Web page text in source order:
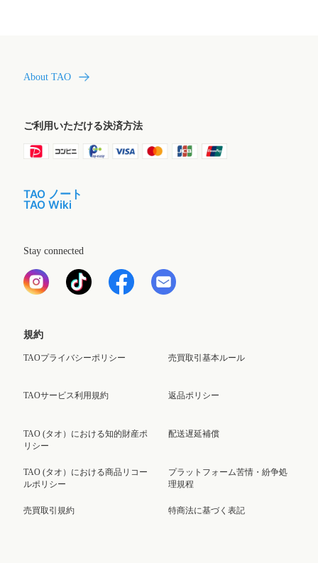
About TAO
ご利用いただける決済方法
TAO ノート
TAO Wiki
Stay connected
規約
TAOプライバシーポリシー
TAOサービス利用規約
TAO (タオ）における知的財産ポ
リシー
TAO (タオ）における商品リコー
ルポリシー
売買取引規約
売買取引基本ルール
返品ポリシー
配送遅延補償
プラットフォーム苦情・紛争処
理規程
特商法に基づく表記